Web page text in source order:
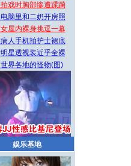
戏时胸部惨遭蹂躏
脑里和二奶开房照
屋内裸身挑逗一幕
人手机拍护士裙底
星透视装近乎全裸
界各地的怪物(图)
娱乐基地